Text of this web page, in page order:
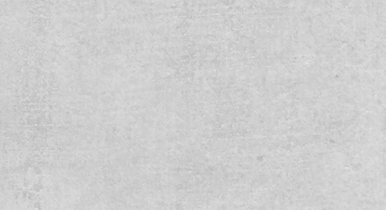
Reajuste Unimed Odonto em
agosto (2026)